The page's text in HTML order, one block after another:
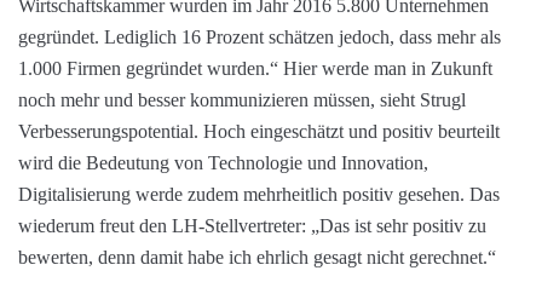
Wirtschaftskammer wurden im Jahr 2016 5.800 Unternehmen
gegründet. Lediglich 16 Prozent schätzen jedoch, dass mehr als
1.000 Firmen gegründet wurden.“ Hier werde man in Zukunft
noch mehr und besser kommunizieren müssen, sieht Strugl
Verbesserungspotential. Hoch eingeschätzt und positiv beurteilt
wird die Bedeutung von Technologie und Innovation,
Digitalisierung werde zudem mehrheitlich positiv gesehen. Das
wiederum freut den LH-Stellvertreter: „Das ist sehr positiv zu
bewerten, denn damit habe ich ehrlich gesagt nicht gerechnet.“